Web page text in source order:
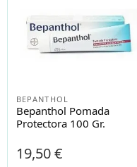
BEPANTHOL
Bepanthol Pomada
Protectora 100 Gr.
19,50 €